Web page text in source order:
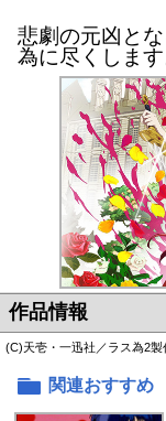
悲劇の元凶と
為に尽くしま
作品情報
(C)天壱・一迅社／ラス為2製
関連おすすめ